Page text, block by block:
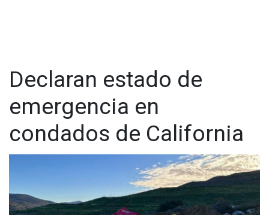
Declaran estado de
emergencia en
condados de California